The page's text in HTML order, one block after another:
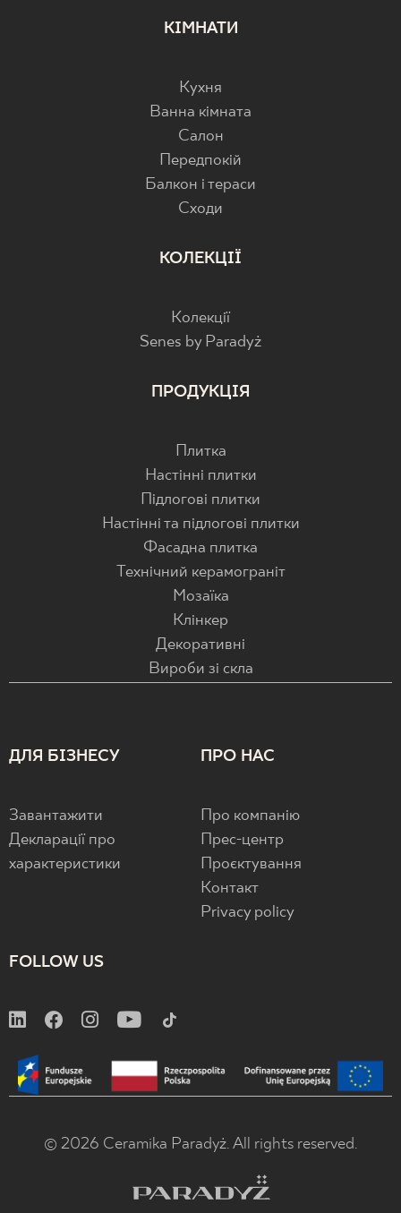
КІМНАТИ
Кухня
Ванна кімната
Салон
Передпокій
Балкон і тераси
Cходи
КОЛЕКЦІЇ
Колекції
Senes by Paradyż
ПРОДУКЦІЯ
Плитка
Настінні плитки
Підлогові плитки
Настінні та підлогові плитки
Фасадна плитка
Технічний керамограніт
Мозаїка
Клінкер
Декоративні
Вироби зі скла
ДЛЯ БІЗНЕСУ
Завантажити
Декларації про
характеристики
ПРО НАС
Про компанію
Прес-центр
Проєктування
Контакт
Privacy policy
FOLLOW US
© 2026 Ceramika Paradyż. All rights reserved.